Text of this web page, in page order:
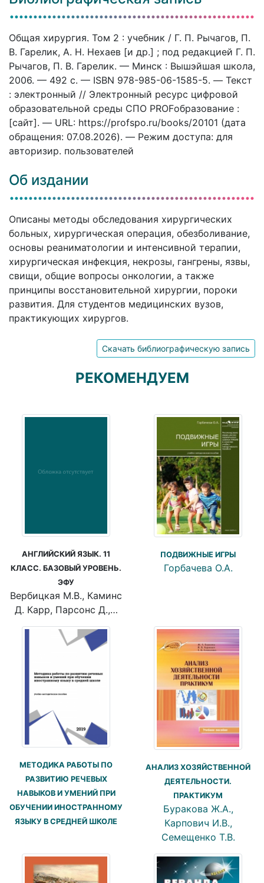
Общая хирургия. Том 2 : учебник / Г. П. Рычагов, П.
В. Гарелик, А. Н. Нехаев [и др.] ; под редакцией Г. П.
Рычагов, П. В. Гарелик. — Минск : Вышэйшая школа,
2006. — 492 c. — ISBN 978-985-06-1585-5. — Текст
: электронный // Электронный ресурс цифровой
образовательной среды СПО PROFобразование :
[сайт]. — URL: https://profspo.ru/books/20101 (дата
обращения: 07.08.2026). — Режим доступа: для
авторизир. пользователей
Об издании
Описаны методы обследования хирургических
больных, хирургическая операция, обезболивание,
основы реаниматологии и интенсивной терапии,
хирургическая инфекция, некрозы, гангрены, язвы,
свищи, общие вопросы онкологии, а также
принципы восстановительной хирургии, пороки
развития. Для студентов медицинских вузов,
практикующих хирургов.
Скачать библиографическую запись
РЕКОМЕНДУЕМ
АНГЛИЙСКИЙ ЯЗЫК. 11
КЛАСС. БАЗОВЫЙ УРОВЕНЬ.
ЭФУ
Вербицкая М.В., Каминс
Д. Карр, Парсонс Д.,…
ПОДВИЖНЫЕ ИГРЫ
Горбачева О.А.
МЕТОДИКА РАБОТЫ ПО
РАЗВИТИЮ РЕЧЕВЫХ
НАВЫКОВ И УМЕНИЙ ПРИ
ОБУЧЕНИИ ИНОСТРАННОМУ
ЯЗЫКУ В СРЕДНЕЙ ШКОЛЕ
АНАЛИЗ ХОЗЯЙСТВЕННОЙ
ДЕЯТЕЛЬНОСТИ.
ПРАКТИКУМ
Буракова Ж.А.,
Карпович И.В.,
Семещенко Т.В.